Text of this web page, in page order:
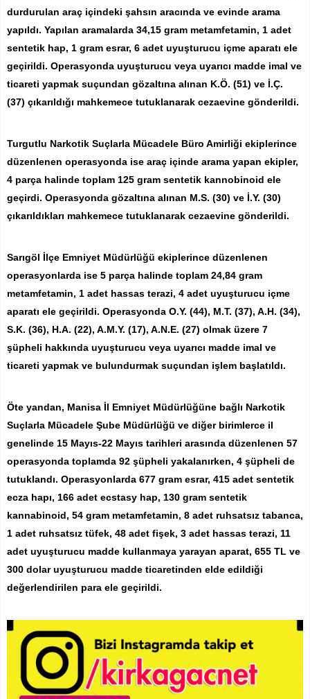
durdurulan araç içindeki şahsın aracında ve evinde arama
yapıldı. Yapılan aramalarda 34,15 gram metamfetamin, 1 adet
sentetik hap, 1 gram esrar, 6 adet uyuşturucu içme aparatı ele
geçirildi. Operasyonda uyuşturucu veya uyarıcı madde imal ve
ticareti yapmak suçundan gözaltına alınan K.Ö. (51) ve İ.Ç.
(37) çıkarıldığı mahkemece tutuklanarak cezaevine gönderildi.
Turgutlu Narkotik Suçlarla Mücadele Büro Amirliği ekiplerince
düzenlenen operasyonda ise araç içinde arama yapan ekipler,
4 parça halinde toplam 125 gram sentetik kannobinoid ele
geçirdi. Operasyonda gözaltına alınan M.S. (30) ve İ.Y. (30)
çıkarıldıkları mahkemece tutuklanarak cezaevine gönderildi.
Sarıgöl İlçe Emniyet Müdürlüğü ekiplerince düzenlenen
operasyonlarda ise 5 parça halinde toplam 24,84 gram
metamfetamin, 1 adet hassas terazi, 4 adet uyuşturucu içme
aparatı ele geçirildi. Operasyonda O.Y. (44), M.T. (37), A.H. (34),
S.K. (36), H.A. (22), A.M.Y. (17), A.N.E. (27) olmak üzere 7
şüpheli hakkında uyuşturucu veya uyarıcı madde imal ve
ticareti yapmak ve bulundurmak suçundan işlem başlatıldı.
Öte yandan, Manisa İl Emniyet Müdürlüğüne bağlı Narkotik
Suçlarla Mücadele Şube Müdürlüğü ve diğer birimlerce il
genelinde 15 Mayıs-22 Mayıs tarihleri arasında düzenlenen 57
operasyonda toplamda 92 şüpheli yakalanırken, 4 şüpheli de
tutuklandı. Operasyonlarda 677 gram esrar, 415 adet sentetik
ecza hapı, 166 adet ecstasy hap, 130 gram sentetik
kannabinoid, 54 gram metamfetamin, 8 adet ruhsatsız tabanca,
1 adet ruhsatsız tüfek, 48 adet fişek, 3 adet hassas terazi, 11
adet uyuşturucu madde kullanmaya yarayan aparat, 655 TL ve
300 dolar uyuşturucu madde ticaretinden elde edildiği
değerlendirilen para ele geçirildi.